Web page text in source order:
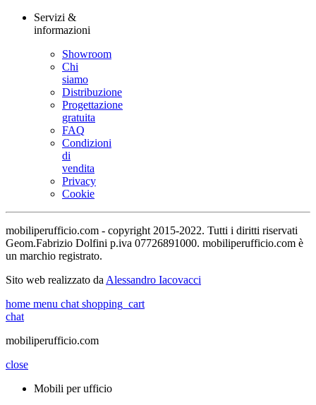
Servizi &
informazioni
Showroom
Chi
siamo
Distribuzione
Progettazione
gratuita
FAQ
Condizioni
di
vendita
Privacy
Cookie
mobiliperufficio.com - copyright 2015-2022. Tutti i diritti riservati
Geom.Fabrizio Dolfini p.iva 07726891000. mobiliperufficio.com è
un marchio registrato.
Sito web realizzato da Alessandro Iacovacci
home menu chat shopping_cart
chat
mobiliperufficio.com
close
Mobili per ufficio